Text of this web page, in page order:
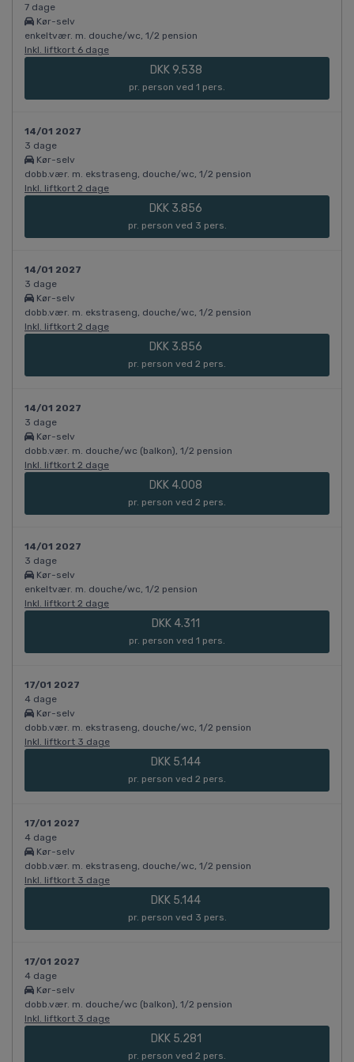
7 dage
Kør-selv
enkeltvær. m. douche/wc, 1/2 pension
Inkl. liftkort 6 dage
DKK 9.538
pr. person ved 1 pers.
14/01 2027
3 dage
Kør-selv
dobb.vær. m. ekstraseng, douche/wc, 1/2 pension
Inkl. liftkort 2 dage
DKK 3.856
pr. person ved 3 pers.
14/01 2027
3 dage
Kør-selv
dobb.vær. m. ekstraseng, douche/wc, 1/2 pension
Inkl. liftkort 2 dage
DKK 3.856
pr. person ved 2 pers.
14/01 2027
3 dage
Kør-selv
dobb.vær. m. douche/wc (balkon), 1/2 pension
Inkl. liftkort 2 dage
DKK 4.008
pr. person ved 2 pers.
14/01 2027
3 dage
Kør-selv
enkeltvær. m. douche/wc, 1/2 pension
Inkl. liftkort 2 dage
DKK 4.311
pr. person ved 1 pers.
17/01 2027
4 dage
Kør-selv
dobb.vær. m. ekstraseng, douche/wc, 1/2 pension
Inkl. liftkort 3 dage
DKK 5.144
pr. person ved 2 pers.
17/01 2027
4 dage
Kør-selv
dobb.vær. m. ekstraseng, douche/wc, 1/2 pension
Inkl. liftkort 3 dage
DKK 5.144
pr. person ved 3 pers.
17/01 2027
4 dage
Kør-selv
dobb.vær. m. douche/wc (balkon), 1/2 pension
Inkl. liftkort 3 dage
DKK 5.281
pr. person ved 2 pers.